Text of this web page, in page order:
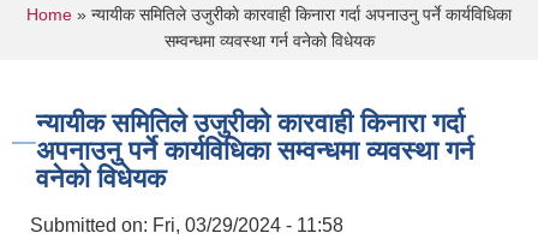
You are here
Home » न्यायीक समितिले उजुरीकाे कारवाही किनारा गर्दा अपनाउनु पर्ने कार्यविधिका
सम्वन्धमा व्यवस्था गर्न वनेकाे विधेयक
न्यायीक समितिले उजुरीकाे कारवाही किनारा गर्दा
अपनाउनु पर्ने कार्यविधिका सम्वन्धमा व्यवस्था गर्न
वनेकाे विधेयक
Submitted on: Fri, 03/29/2024 - 11:58